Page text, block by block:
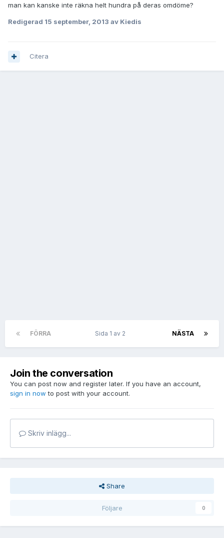
man kan kanske inte räkna helt hundra på deras omdöme?
Redigerad 15 september, 2013 av Kiedis
Citera
FÖRRA NÄSTA
Sida 1 av 2
Join the conversation
You can post now and register later. If you have an account,
sign in now to post with your account.
Skriv inlägg...
Share
Följare 0